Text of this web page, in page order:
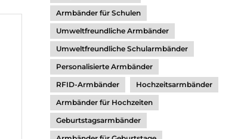
Armbänder für Schulen
Umweltfreundliche Armbänder
Umweltfreundliche Schularmbänder
Personalisierte Armbänder
RFID-Armbänder
Hochzeitsarmbänder
Armbänder für Hochzeiten
Geburtstagsarmbänder